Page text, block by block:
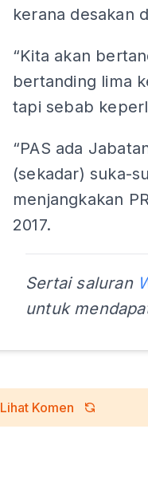
kerana desakan
“Kita akan
bertanding lima
tapi sebab
“PAS ada
(sekadar) suka-
menjangkakan
2017.
Sertai saluran
untuk
Lihat Komen